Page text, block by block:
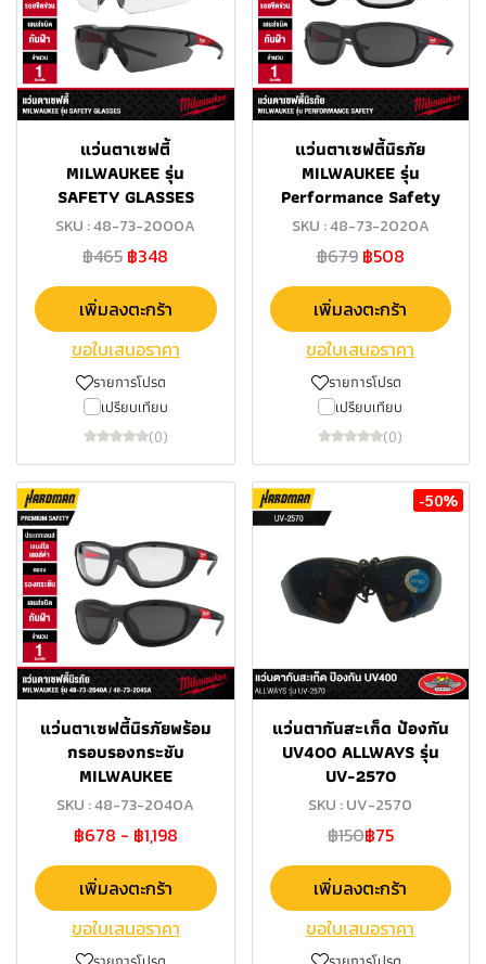
แว่นตาเซฟตี้
MILWAUKEE รุ่น
SAFETY GLASSES
SKU : 48-73-2000A
฿465฿348
เพิ่มลงตะกร้า
ขอใบเสนอราคา
รายการโปรด
เปรียบเทียบ
(0)
แว่นตาเซฟตี้นิรภัย
MILWAUKEE รุ่น
Performance Safety
SKU : 48-73-2020A
฿679 ฿508
เพิ่มลงตะกร้า
ขอใบเสนอราคา
รายการโปรด
เปรียบเทียบ
(0)
แว่นตาเซฟตี้นิรภัยพร้อม
กรอบรองกระชับ
MILWAUKEE
SKU : 48-73-2040A
฿678 - ฿1,198
เพิ่มลงตะกร้า
ขอใบเสนอราคา
-50%
แว่นตากันสะเก็ด ป้องกัน
UV400 ALLWAYS รุ่น
UV-2570
SKU : UV-2570
฿150฿75
เพิ่มลงตะกร้า
ขอใบเสนอราคา